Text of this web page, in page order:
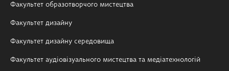
Факультет образотворчого мистецтва
Факультет дизайну
Факультет дизайну середовища
Факультет аудіовізуального мистецтва та медіатехнологій